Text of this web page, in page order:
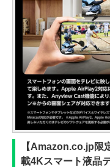
【Amazon.co.jp限
載4Kスマート液晶